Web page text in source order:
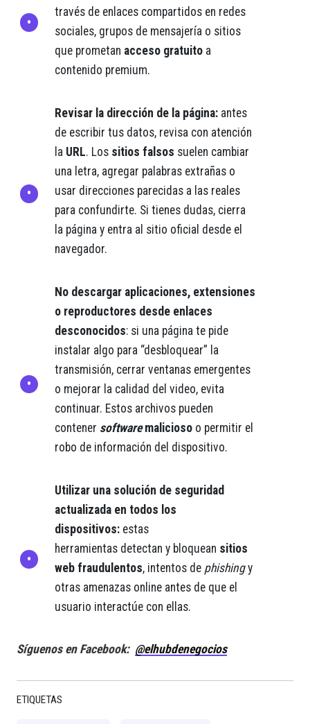
través de enlaces compartidos en redes
sociales, grupos de mensajería o sitios
que prometan acceso gratuito a
contenido premium.
Revisar la dirección de la página: antes
de escribir tus datos, revisa con atención
la URL. Los sitios falsos suelen cambiar
una letra, agregar palabras extrañas o
usar direcciones parecidas a las reales
para confundirte. Si tienes dudas, cierra
la página y entra al sitio oficial desde el
navegador.
No descargar aplicaciones, extensiones
o reproductores desde enlaces
desconocidos: si una página te pide
instalar algo para “desbloquear” la
transmisión, cerrar ventanas emergentes
o mejorar la calidad del video, evita
continuar. Estos archivos pueden
contener softwaremalicioso o permitir el
robo de información del dispositivo.
Utilizar una solución de seguridad
actualizada en todos los
dispositivos: estas
herramientas detectan y bloquean sitios
web fraudulentos, intentos de phishingy
otras amenazas online antes de que el
usuario interactúe con ellas.
Síguenos en Facebook: @elhubdenegocios
ETIQUETAS